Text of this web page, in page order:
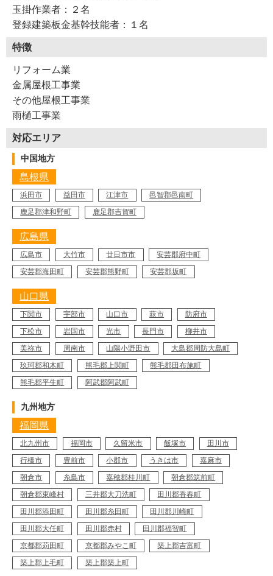
玉掛作業者：２名
登録建築板金基幹技能者：１名
特徴
リフォーム業
金属屋根工事業
その他屋根工事業
雨樋工事業
対応エリア
中国地方
島根県
浜田市 益田市 江津市
邑智郡邑南町
鹿足郡津和野町
鹿足郡吉賀町
広島県
広島市 大竹市 廿日市市
安芸郡府中町
安芸郡海田町
安芸郡熊野町 安芸郡坂町
山口県
下関市 宇部市 山口市 萩市
防府市
下松市
岩国市 光市 長門市
柳井市
美祢市
周南市 山陽小野田市
大島郡周防大島町
玖珂郡和木町
熊毛郡上関町
熊毛郡田布施町
熊毛郡平生町
阿武郡阿武町
九州地方
福岡県
北九州市 福岡市 久留米市 飯塚市
田川市
行橋市
豊前市 小郡市 うきは市
嘉麻市
朝倉市
糸島市 嘉穂郡桂川町
朝倉郡筑前町
朝倉郡東峰村
三井郡大刀洗町
田川郡香春町
田川郡添田町
田川郡糸田町
田川郡川崎町
田川郡大任町
田川郡赤村
田川郡福智町
京都郡苅田町
京都郡みやこ町
築上郡吉富町
築上郡上毛町
築上郡築上町